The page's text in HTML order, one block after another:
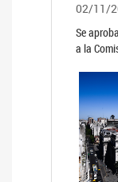
02/11/
Se
a la